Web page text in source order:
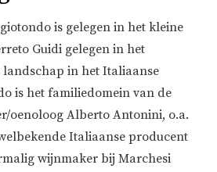
is gelegen in het kleine
Guidi gelegen in het
in het Italiaanse
is het familiedomein van de
oenoloog Alberto Antonini, o.a.
Italiaanse producent
wijnmaker bij Marchesi